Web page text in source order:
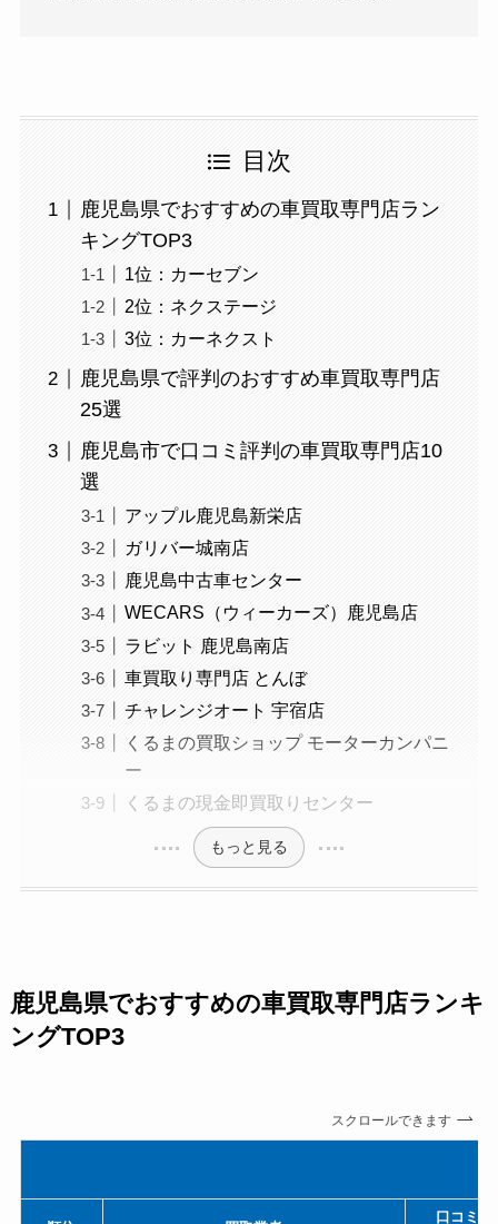
目次
鹿児島県でおすすめの車買取専門店ラン
キングTOP3
1位：カーセブン
2位：ネクステージ
3位：カーネクスト
鹿児島県で評判のおすすめ車買取専門店
25選
鹿児島市で口コミ評判の車買取専門店10
選
アップル鹿児島新栄店
ガリバー城南店
鹿児島中古車センター
WECARS（ウィーカーズ）鹿児島店
ラビット 鹿児島南店
車買取り専門店 とんぼ
チャレンジオート 宇宿店
くるまの買取ショップ モーターカンパニ
ー
くるまの現金即買取りセンター
もっと見る
鹿児島県でおすすめの車買取専門店ランキ
ングTOP3
スクロールできます
口コミ